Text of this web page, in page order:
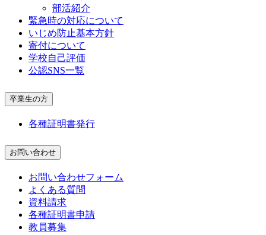
部活紹介
緊急時の対応について
いじめ防止基本方針
寄付について
学校自己評価
公認SNS一覧
卒業生の方
各種証明書発行
お問い合わせ
お問い合わせフォーム
よくある質問
資料請求
各種証明書申請
教員募集